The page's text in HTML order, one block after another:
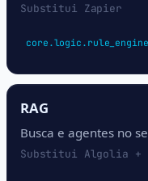
Substitui Zapier
RAG
Busca e agentes no
Substitui Algolia +